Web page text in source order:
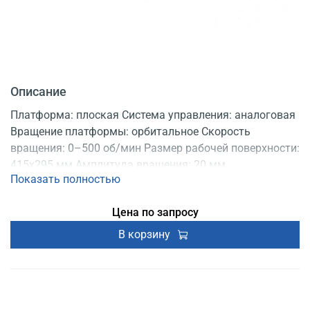
Описание
Платформа: плоская Система управления: аналоговая
Вращение платформы: орбитальное Скорость
вращения: 0–500 об/мин Размер рабочей поверхности:
415x295 мм Амплитуда вращения: 20 мм
Регистрационное удостоверение
Показать полностью
Цена по запросу
В корзину